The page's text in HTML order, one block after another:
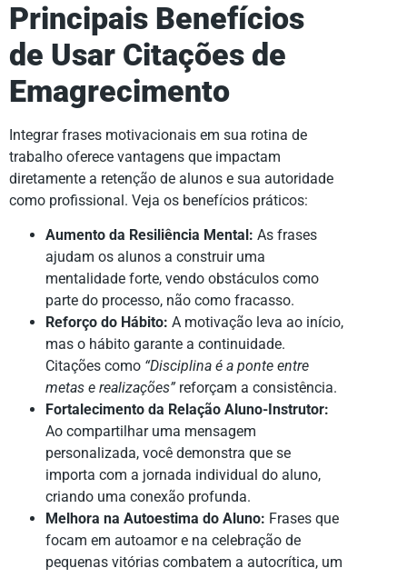
Principais Benefícios
de Usar Citações de
Emagrecimento
Integrar frases motivacionais em sua rotina de
trabalho oferece vantagens que impactam
diretamente a retenção de alunos e sua autoridade
como profissional. Veja os benefícios práticos:
Aumento da Resiliência Mental: As frases
ajudam os alunos a construir uma
mentalidade forte, vendo obstáculos como
parte do processo, não como fracasso.
Reforço do Hábito: A motivação leva ao início,
mas o hábito garante a continuidade.
Citações como “Disciplina é a ponte entre
metas e realizações”reforçam a consistência.
Fortalecimento da Relação Aluno-Instrutor:
Ao compartilhar uma mensagem
personalizada, você demonstra que se
importa com a jornada individual do aluno,
criando uma conexão profunda.
Melhora na Autoestima do Aluno: Frases que
focam em autoamor e na celebração de
pequenas vitórias combatem a autocrítica, um